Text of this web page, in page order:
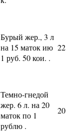
Бурый жер., 3 л
на 15 маток ию
1 руб. 50 кои. .
22
Темно-гнедой
жер. 6 л. на 20
маток по 1
рублю .
20